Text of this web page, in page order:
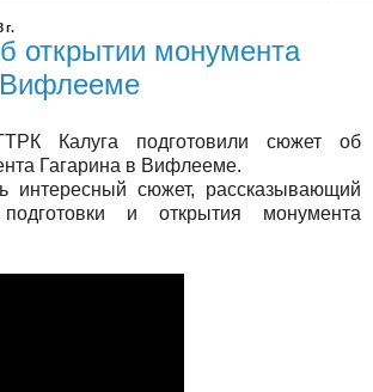
г.
открытии монумента
Вифлееме
Калуга подготовили сюжет об
Гагарина в Вифлееме.
интересный сюжет, рассказывающий
и открытия монумента